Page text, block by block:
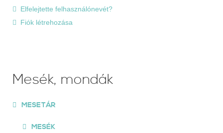
Elfelejtette felhasználónevét?
Fiók létrehozása
Mesék, mondák
MESETÁR
MESÉK